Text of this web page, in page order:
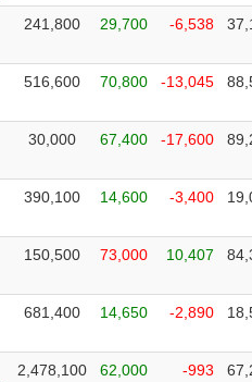
241,800 29,700 -6,538
516,600 70,800 -13,045
30,000 67,400 -17,600
390,100 14,600 -3,400
150,500 73,000 10,407
681,400 14,650 -2,890
2,478,100 62,000 -993